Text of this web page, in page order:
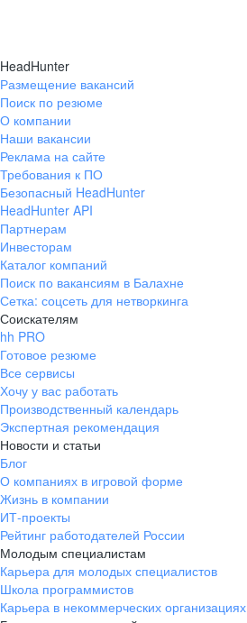
HeadHunter
Размещение вакансий
Поиск по резюме
О компании
Наши вакансии
Реклама на сайте
Требования к ПО
Безопасный HeadHunter
HeadHunter API
Партнерам
Инвесторам
Каталог компаний
Поиск по вакансиям в Балахне
Сетка: соцсеть для нетворкинга
Соискателям
hh PRO
Готовое резюме
Все сервисы
Хочу у вас работать
Производственный календарь
Экспертная рекомендация
Новости и статьи
Блог
О компаниях в игровой форме
Жизнь в компании
ИТ-проекты
Рейтинг работодателей России
Молодым специалистам
Карьера для молодых специалистов
Школа программистов
Карьера в некоммерческих организациях